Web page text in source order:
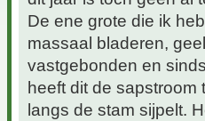
De ene grote die ik
massaal bladeren,
vastgebonden en
heeft dit de
langs de stam sijpelt.